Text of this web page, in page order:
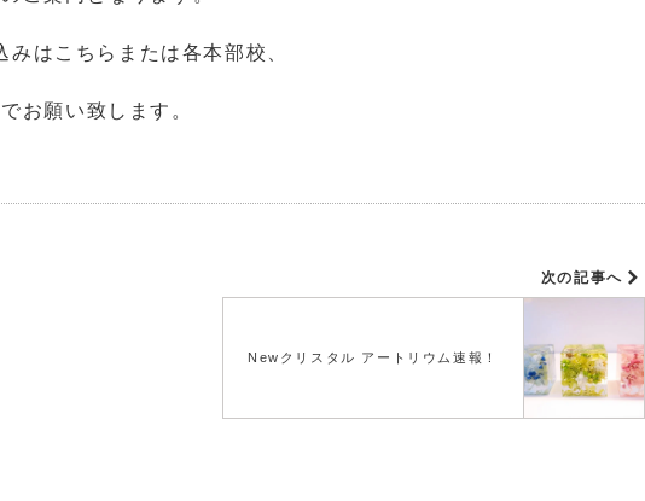
みはこちらまたは各本部校、
お願い致します。
次の記事へ
Newクリスタル アートリウム速報！